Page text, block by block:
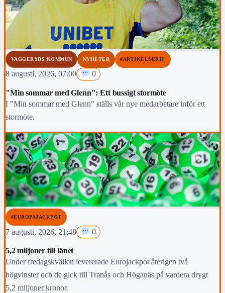
VAGGERYDS KOMMUN NYHETER #ARTIKELSERIE
8 augusti, 2026, 07:00 0
"Min sommar med Glenn": Ett bussigt stormöte
I "Min sommar med Glenn" ställs vår nye medarbetare inför ett
stormöte.
#EUROPAJACKPOT
7 augusti, 2026, 21:48 0
5,2 miljoner till länet
Under fredagskvällen levererade Eurojackpot återigen två
högvinster och de gick till Tranås och Höganäs på vardera drygt
5,2 miljoner kronor.